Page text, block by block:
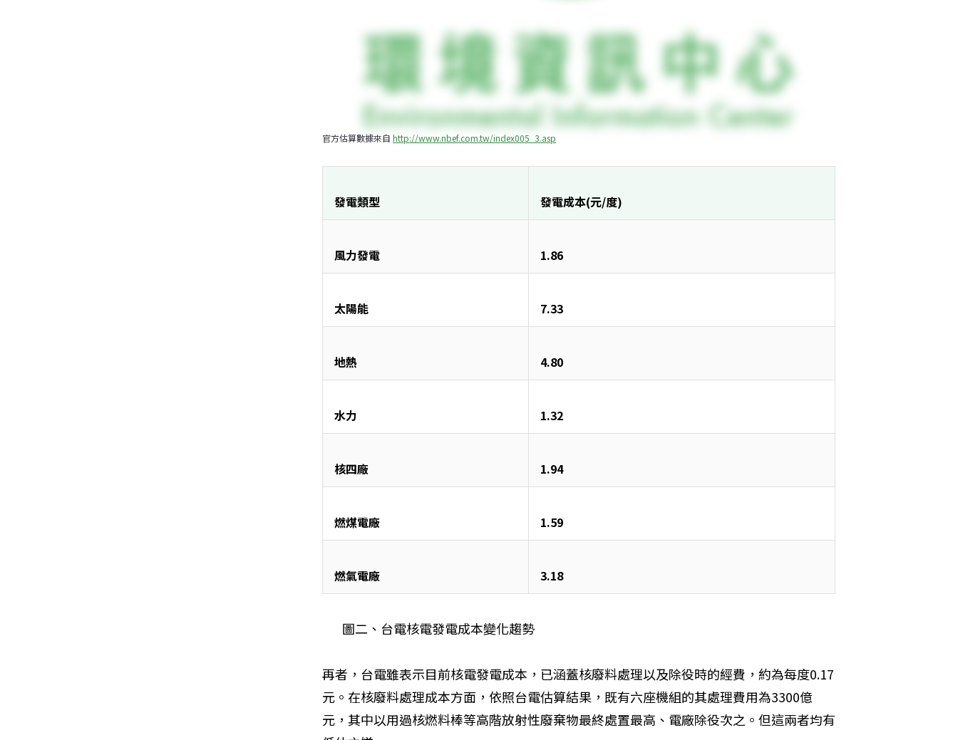
官方估算數據來自 http://www.nbef.com.tw/index005_3.asp
發電類型 發電成本(元/度)
風力發電 1.86
太陽能 7.33
地熱 4.80
水力 1.32
核四廠 1.94
燃煤電廠 1.59
燃氣電廠 3.18
圖二、台電核電發電成本變化趨勢
再者，台電雖表示目前核電發電成本，已涵蓋核廢料處理以及除役時的經費，約為每度0.17
元。在核廢料處理成本方面，依照台電估算結果，既有六座機組的其處理費用為3300億
元，其中以用過核燃料棒等高階放射性廢棄物最終處置最高、電廠除役次之。但這兩者均有